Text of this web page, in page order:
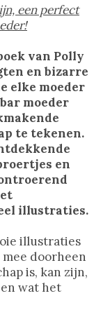
een perfect
van Polly
en bizarre
elke moeder
moeder
te tekenen.
en
illustraties.
illustraties
doorheen
is, kan zijn,
wat het